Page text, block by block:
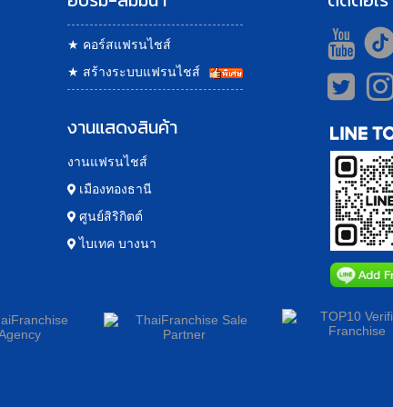
★ คอร์สแฟรนไชส์
★ สร้างระบบแฟรนไชส์
งานแสดงสินค้า
งานแฟรนไชส์
เมืองทองธานี
ศูนย์สิริกิตต์
ไบเทค บางนา